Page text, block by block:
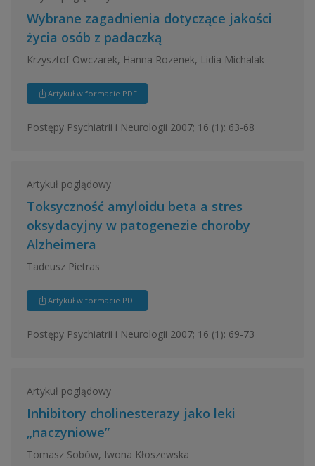
Wybrane zagadnienia dotyczące jakości
życia osób z padaczką
Krzysztof Owczarek, Hanna Rozenek, Lidia Michalak
Artykuł w formacie PDF
Postępy Psychiatrii i Neurologii 2007; 16 (1): 63-68
Artykuł poglądowy
Toksyczność amyloidu beta a stres
oksydacyjny w patogenezie choroby
Alzheimera
Tadeusz Pietras
Artykuł w formacie PDF
Postępy Psychiatrii i Neurologii 2007; 16 (1): 69-73
Artykuł poglądowy
Inhibitory cholinesterazy jako leki
„naczyniowe”
Tomasz Sobów, Iwona Kłoszewska